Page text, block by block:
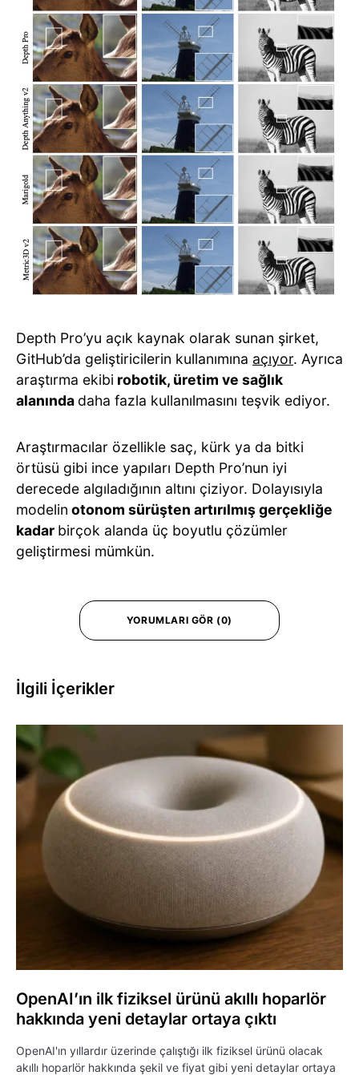
Depth Pro’yu açık kaynak olarak sunan şirket,
GitHub’da geliştiricilerin kullanımına açıyor. Ayrıca
araştırma ekibi robotik, üretim ve sağlık
alanında daha fazla kullanılmasını teşvik ediyor.
Araştırmacılar özellikle saç, kürk ya da bitki
örtüsü gibi ince yapıları Depth Pro’nun iyi
derecede algıladığının altını çiziyor. Dolayısıyla
modelin otonom sürüşten artırılmış gerçekliğe
kadar birçok alanda üç boyutlu çözümler
geliştirmesi mümkün.
YORUMLARI GÖR (0)
İlgili İçerikler
OpenAI’ın ilk fiziksel ürünü akıllı hoparlör
hakkında yeni detaylar ortaya çıktı
OpenAI'ın yıllardır üzerinde çalıştığı ilk fiziksel ürünü olacak
akıllı hoparlör hakkında şekil ve fiyat gibi yeni detaylar ortaya